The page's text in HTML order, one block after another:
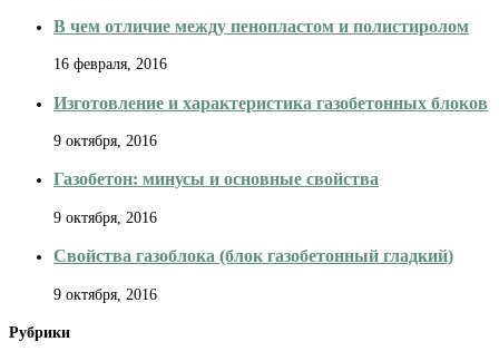
В чем отличие между пенопластом и полистиролом
16 февраля, 2016
Изготовление и характеристика газобетонных блоков
9 октября, 2016
Газобетон: минусы и основные свойства
9 октября, 2016
Свойства газоблока (блок газобетонный гладкий)
9 октября, 2016
Рубрики